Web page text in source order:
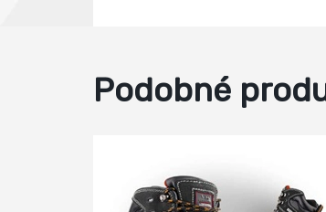
Podobné